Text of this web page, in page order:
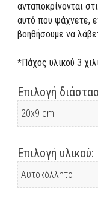
ανταποκρίνονται
αυτό που ψάχνετε,
βοηθήσουμε να
*Πάχος υλικού 3
Επιλογή
Επιλογή υλικού: